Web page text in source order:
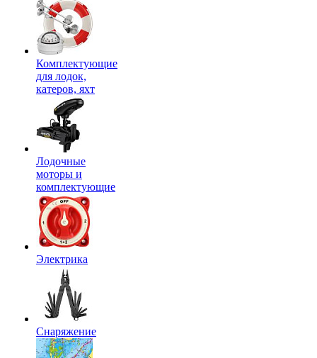
Комплектующие
для лодок,
катеров, яхт
Лодочные
моторы и
комплектующие
Электрика
Снаряжение